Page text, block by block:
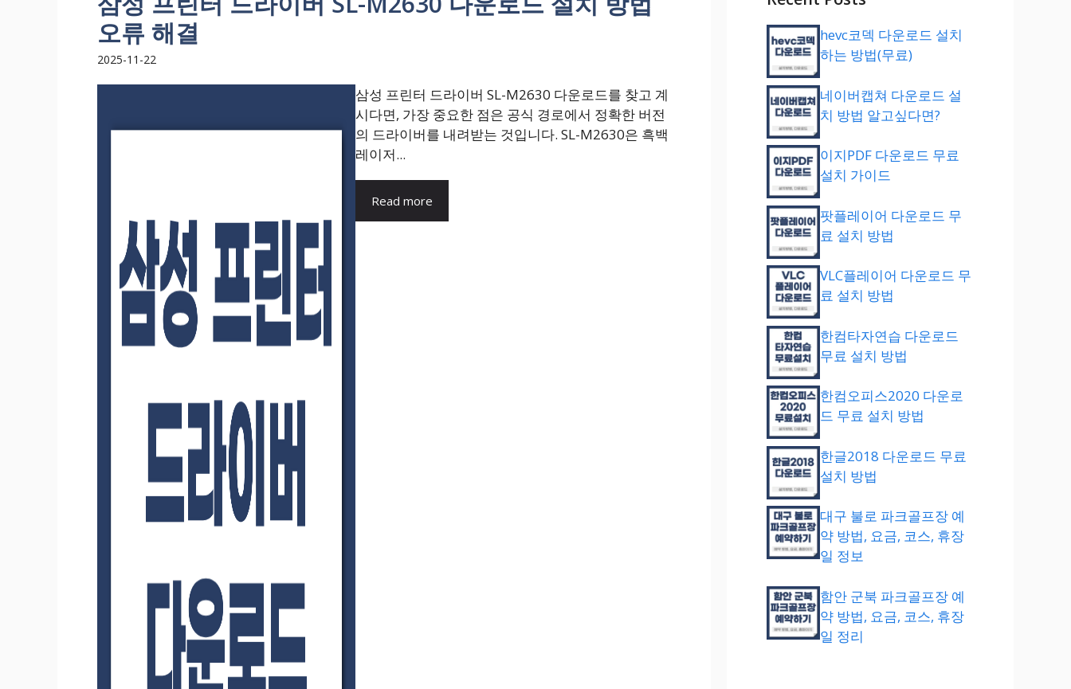
오류 해결
2025-11-22
삼성 프린터 드라이버 SL-M2630 다운로드를 찾고 계
시다면, 가장 중요한 점은 공식 경로에서 정확한 버전
의 드라이버를 내려받는 것입니다. SL-M2630은 흑백
레이저...
Read more
hevc코덱 다운로드 설치
하는 방법(무료)
네이버캡쳐 다운로드 설
치 방법 알고싶다면?
이지PDF 다운로드 무료
설치 가이드
팟플레이어 다운로드 무
료 설치 방법
VLC플레이어 다운로드 무
료 설치 방법
한컴타자연습 다운로드
무료 설치 방법
한컴오피스2020 다운로
드 무료 설치 방법
한글2018 다운로드 무료
설치 방법
대구 불로 파크골프장 예
약 방법, 요금, 코스, 휴장
일 정보
함안 군북 파크골프장 예
약 방법, 요금, 코스, 휴장
일 정리